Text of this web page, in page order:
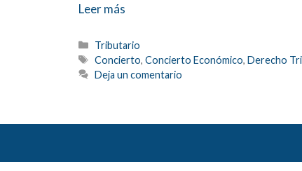
Leer más
Categorías
Tributario
Etiquetas
Concierto,Concierto Económico,Derecho
Deja un comentario